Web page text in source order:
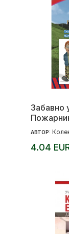
Забавно
Смятане.
АВТОР:
4.04